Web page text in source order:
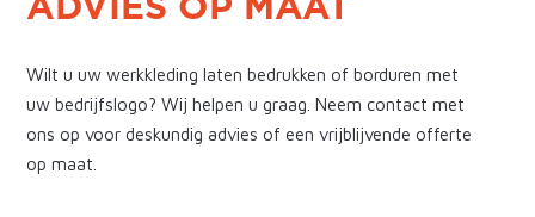
ADVIES OP MAAT
Wilt u uw werkkleding laten bedrukken of borduren met
uw bedrijfslogo? Wij helpen u graag. Neem contact met
ons op voor deskundig advies of een vrijblijvende offerte
op maat.